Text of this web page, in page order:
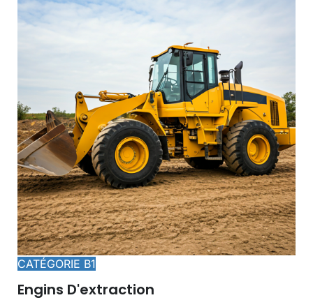
CATÉGORIE B1
Engins D'extraction